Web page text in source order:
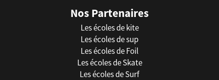
Nos Partenaires
Les écoles de kite
Les écoles de sup
Les écoles de Foil
Les écoles de Skate
Les écoles de Surf